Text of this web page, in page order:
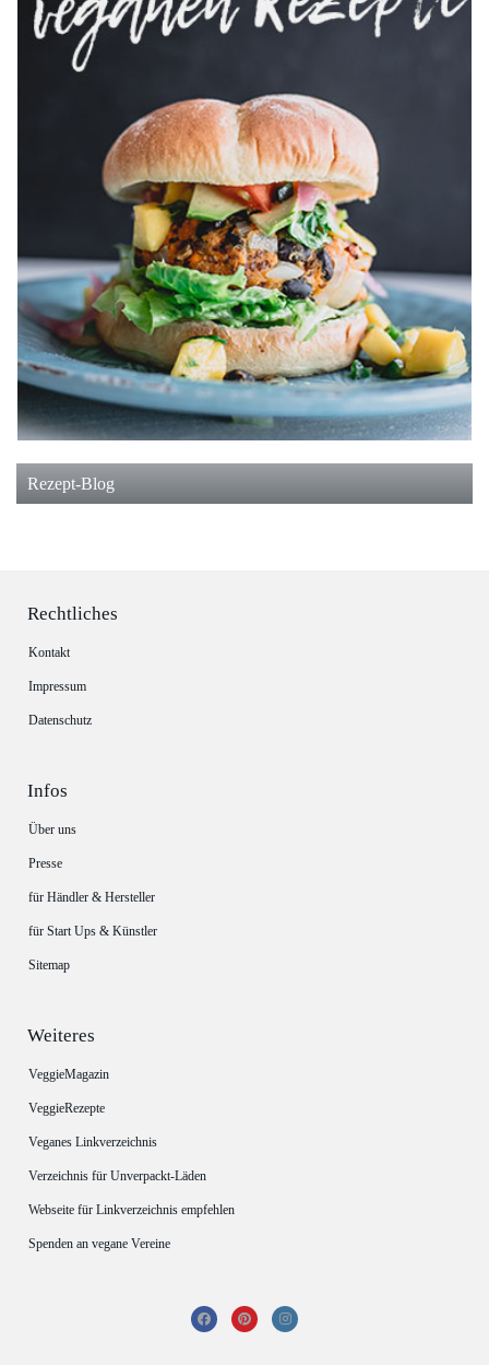
Rezept-Blog
Rechtliches
Kontakt
Impressum
Datenschutz
Infos
Über uns
Presse
für Händler & Hersteller
für Start Ups & Künstler
Sitemap
Weiteres
VeggieMagazin
VeggieRezepte
Veganes Linkverzeichnis
Verzeichnis für Unverpackt-Läden
Webseite für Linkverzeichnis empfehlen
Spenden an vegane Vereine